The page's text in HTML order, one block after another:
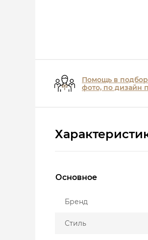
Помощь в
фото, по дизайн
Основное
Бренд
Стиль